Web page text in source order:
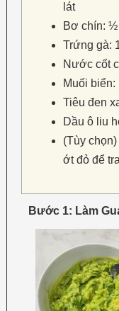
lát
Bơ chín: ½
Trứng gà:
Nước cốt
Muối biển:
Tiêu đen
Dầu ô liu
(Tùy
ớt đỏ để
Bước 1: Làm